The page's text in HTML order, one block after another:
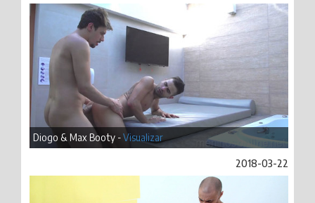
Diogo & Max Booty -Visualizar
2018-03-22